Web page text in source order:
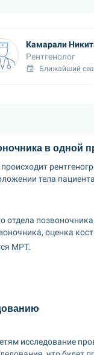
Камарали
Рентгенолог
Ближайший
в одной
тела
отдела
оценка
МРТ.
исследование